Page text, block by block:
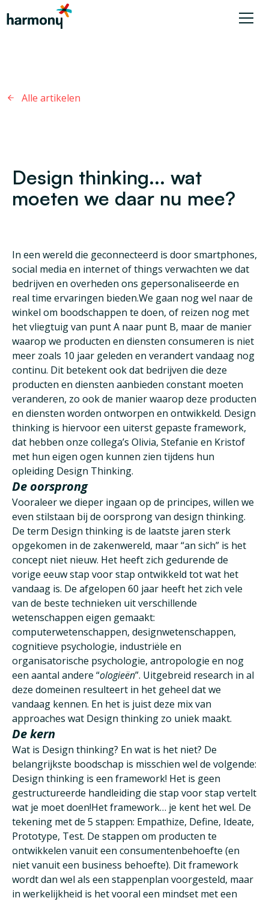
Alle artikelen
Design thinking... wat
moeten we daar nu mee?
In een wereld die geconnecteerd is door smartphones,
social media en internet of things verwachten we dat
bedrijven en overheden ons gepersonaliseerde en
real time ervaringen bieden.We gaan nog wel naar de
winkel om boodschappen te doen, of reizen nog met
het vliegtuig van punt A naar punt B, maar de manier
waarop we producten en diensten consumeren is niet
meer zoals 10 jaar geleden en verandert vandaag nog
continu. Dit betekent ook dat bedrijven die deze
producten en diensten aanbieden constant moeten
veranderen, zo ook de manier waarop deze producten
en diensten worden ontworpen en ontwikkeld. Design
thinking is hiervoor een uiterst gepaste framework,
dat hebben onze collega’s Olivia, Stefanie en Kristof
met hun eigen ogen kunnen zien tijdens hun
opleiding Design Thinking.
De oorsprong
Vooraleer we dieper ingaan op de principes, willen we
even stilstaan bij de oorsprong van design thinking.
De term Design thinking is de laatste jaren sterk
opgekomen in de zakenwereld, maar “an sich” is het
concept niet nieuw. Het heeft zich gedurende de
vorige eeuw stap voor stap ontwikkeld tot wat het
vandaag is. De afgelopen 60 jaar heeft het zich vele
van de beste technieken uit verschillende
wetenschappen eigen gemaakt:
computerwetenschappen, designwetenschappen,
cognitieve psychologie, industriële en
organisatorische psychologie, antropologie en nog
een aantal andere “ologieën”. Uitgebreid research in al
deze domeinen resulteert in het geheel dat we
vandaag kennen. En het is juist deze mix van
approaches wat Design thinking zo uniek maakt.
De kern
Wat is Design thinking? En wat is het niet? De
belangrijkste boodschap is misschien wel de volgende:
Design thinking is een framework! Het is geen
gestructureerde handleiding die stap voor stap vertelt
wat je moet doen!Het framework… je kent het wel. De
tekening met de 5 stappen: Empathize, Define, Ideate,
Prototype, Test. De stappen om producten te
ontwikkelen vanuit een consumentenbehoefte (en
niet vanuit een business behoefte). Dit framework
wordt dan wel als een stappenplan voorgesteld, maar
in werkelijkheid is het vooral een mindset met een